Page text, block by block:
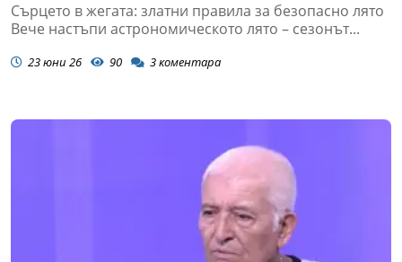
Сърцето в жегата: златни правила за безопасно лято
Вече настъпи астрономическото лято – сезонът...
23 юни 26 90 3коментара